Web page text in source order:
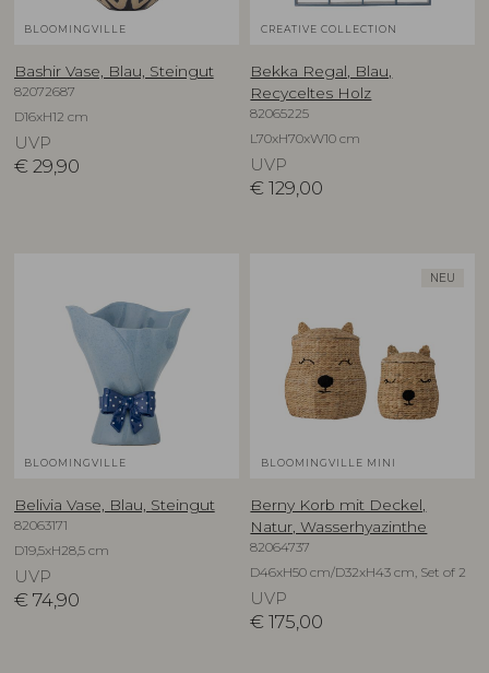
BLOOMINGVILLE
Bashir Vase, Blau, Steingut
82072687
D16xH12 cm
UVP
€ 29,90
CREATIVE COLLECTION
Bekka Regal, Blau,
Recyceltes Holz
82065225
L70xH70xW10 cm
UVP
€ 129,00
BLOOMINGVILLE
Belivia Vase, Blau, Steingut
82063171
D19,5xH28,5 cm
UVP
€ 74,90
NEU
BLOOMINGVILLE MINI
Berny Korb mit Deckel,
Natur, Wasserhyazinthe
82064737
D46xH50 cm/D32xH43 cm, Set of 2
UVP
€ 175,00